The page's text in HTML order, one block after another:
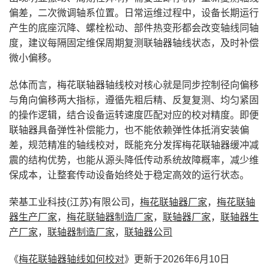
偏差，二次微调轴系位置。日常运维过程中，设备长期运行
产生的底座沉降、螺栓松动、部件热变形都会改变轴线同轴
度，建议每隔固定维保周期复测联轴器轴线状态，及时补偿
微小偏移。
总体而言，梅花联轴器轴线校对核心就是同步控制径向偏移
与角向偏移两大指标，遵循先粗后精、反复复测、均匀紧固
的操作逻辑，结合设备运转速度匹配对应的校对精度。即便
联轴器具备弹性补偿能力，也不能依赖弹性体抵消安装偏
差，规范精准的轴线校对，既能充分发挥梅花联轴器缓冲减
震的结构优势，也能从源头降低传动系统故障概率，减少维
保成本，让整套传动设备始终处于稳定高效的运行状态。
荣基工业科技(江苏)有限公司， 梅花联轴器厂家， 梅花联轴
器生产厂家， 梅花联轴器制造厂家， 联轴器厂家， 联轴器生
产厂家， 联轴器制造厂家， 联轴器公司
《梅花联轴器轴线如何校对》更新于2026年6月10日